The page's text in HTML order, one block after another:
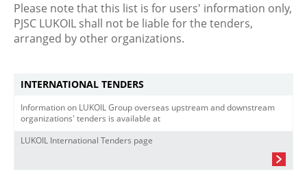
Please note that this list is for users' information only,
PJSC LUKOIL shall not be liable for the tenders,
arranged by other organizations.
INTERNATIONAL TENDERS
Information on LUKOIL Group overseas upstream and downstream
organizations' tenders is available at
LUKOIL International Tenders page